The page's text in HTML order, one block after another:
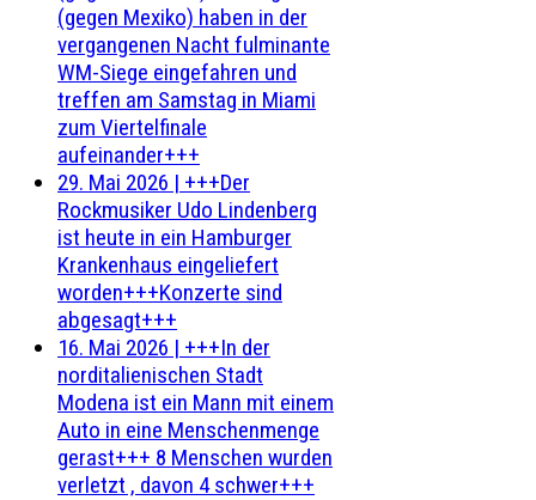
(gegen Mexiko) haben in der
vergangenen Nacht fulminante
WM-Siege eingefahren und
treffen am Samstag in Miami
zum Viertelfinale
aufeinander+++
29. Mai 2026 | +++Der
Rockmusiker Udo Lindenberg
ist heute in ein Hamburger
Krankenhaus eingeliefert
worden+++Konzerte sind
abgesagt+++
16. Mai 2026 | +++In der
norditalienischen Stadt
Modena ist ein Mann mit einem
Auto in eine Menschenmenge
gerast+++ 8 Menschen wurden
verletzt , davon 4 schwer+++